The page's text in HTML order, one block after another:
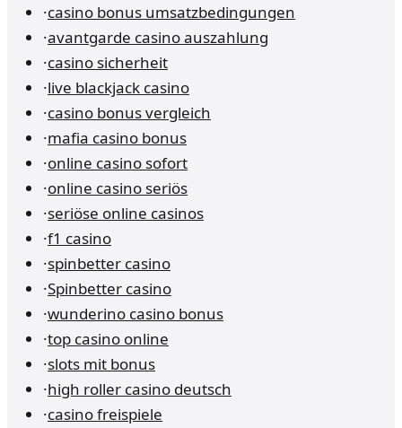
·casino bonus umsatzbedingungen
·avantgarde casino auszahlung
·casino sicherheit
·live blackjack casino
·casino bonus vergleich
·mafia casino bonus
·online casino sofort
·online casino seriös
·seriöse online casinos
·f1 casino
·spinbetter casino
·Spinbetter casino
·wunderino casino bonus
·top casino online
·slots mit bonus
·high roller casino deutsch
·casino freispiele